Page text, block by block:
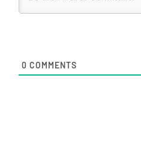
0 COMMENTS